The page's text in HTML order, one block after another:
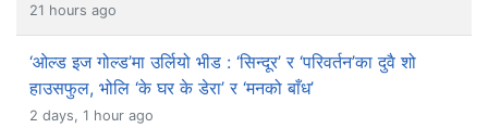
21 hours ago
‘ओल्ड इज गोल्ड’मा उर्लियो भीड : ‘सिन्दूर’ र ‘परिवर्तन’का दुवै शो
हाउसफुल, भोलि ‘के घर के डेरा’ र ‘मनको बाँध’
2 days, 1 hour ago